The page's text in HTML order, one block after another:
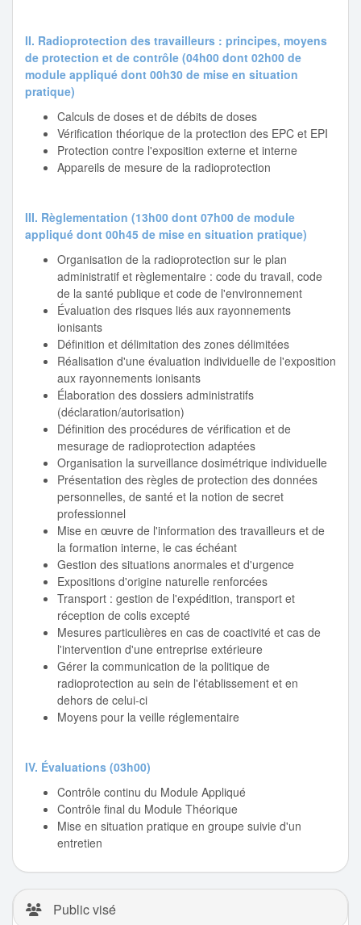
II. Radioprotection des travailleurs : principes, moyens
de protection et de contrôle (04h00 dont 02h00 de
module appliqué dont 00h30 de mise en situation
pratique)
Calculs de doses et de débits de doses
Vérification théorique de la protection des EPC et EPI
Protection contre l'exposition externe et interne
Appareils de mesure de la radioprotection
III. Règlementation (13h00 dont 07h00 de module
appliqué dont 00h45 de mise en situation pratique)
Organisation de la radioprotection sur le plan
administratif et règlementaire : code du travail, code
de la santé publique et code de l'environnement
Évaluation des risques liés aux rayonnements
ionisants
Définition et délimitation des zones délimitées
Réalisation d'une évaluation individuelle de l'exposition
aux rayonnements ionisants
Élaboration des dossiers administratifs
(déclaration/autorisation)
Définition des procédures de vérification et de
mesurage de radioprotection adaptées
Organisation la surveillance dosimétrique individuelle
Présentation des règles de protection des données
personnelles, de santé et la notion de secret
professionnel
Mise en œuvre de l'information des travailleurs et de
la formation interne, le cas échéant
Gestion des situations anormales et d'urgence
Expositions d'origine naturelle renforcées
Transport : gestion de l'expédition, transport et
réception de colis excepté
Mesures particulières en cas de coactivité et cas de
l'intervention d'une entreprise extérieure
Gérer la communication de la politique de
radioprotection au sein de l'établissement et en
dehors de celui-ci
Moyens pour la veille réglementaire
IV. Évaluations (03h00)
Contrôle continu du Module Appliqué
Contrôle final du Module Théorique
Mise en situation pratique en groupe suivie d'un
entretien
Public visé